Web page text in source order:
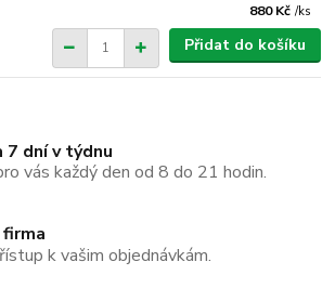
880 Kč /ks
Přidat do košíku
7 dní v týdnu
vás každý den od 8 do 21 hodin.
k vašim objednávkám.